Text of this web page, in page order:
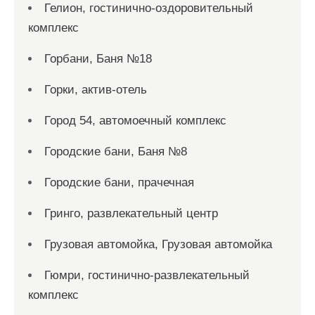
Гелион, гостинично-оздоровительный
комплекс
Горбани, Баня №18
Горки, актив-отель
Город 54, автомоечный комплекс
Городские бани, Баня №8
Городские бани, прачечная
Гринго, развлекательный центр
Грузовая автомойка, Грузовая автомойка
Гюмри, гостинично-развлекательный
комплекс